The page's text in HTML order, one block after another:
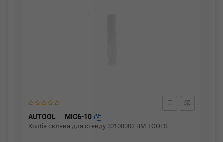
AUTOOL MIC6-10
Колба скляна для стенду 30100002 BM TOOLS